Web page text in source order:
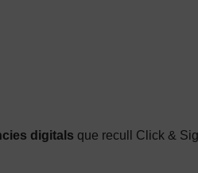
digitals que recull Click &